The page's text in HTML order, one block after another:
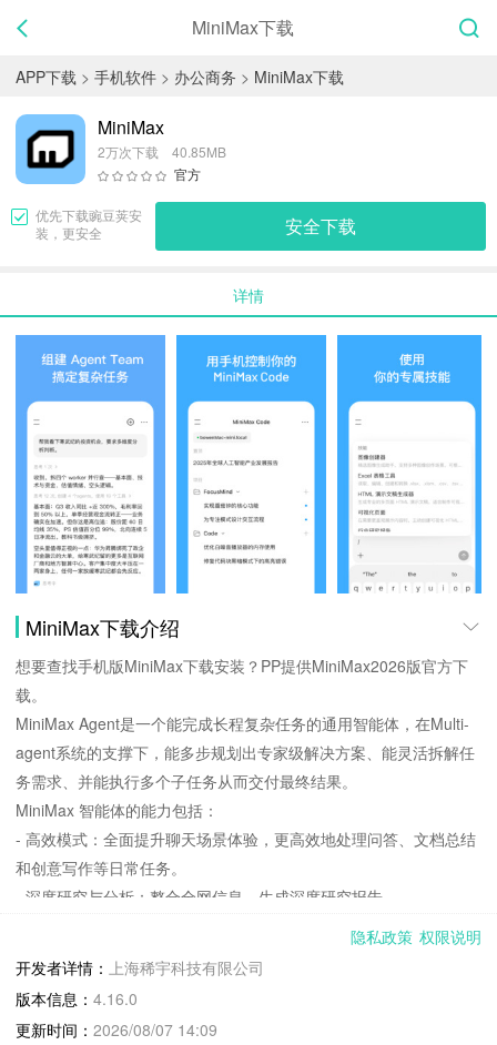
MiniMax下载
APP下载 > 手机软件 > 办公商务 > MiniMax下载
MiniMax
2万次下载 40.85MB
官方
优先下载豌豆荚安
装，更安全
安全下载
详情
MiniMax下载介绍
想要查找手机版MiniMax下载安装？PP提供MiniMax2026版官方下
载。
MiniMax Agent是一个能完成长程复杂任务的通用智能体，在Multi-
agent系统的支撑下，能多步规划出专家级解决方案、能灵活拆解任
务需求、并能执行多个子任务从而交付最终结果。
MiniMax 智能体的能力包括：
- 高效模式：全面提升聊天场景体验，更高效地处理问答、文档总结
和创意写作等日常任务。
- 深度研究与分析：整合全网信息，生成深度研究报告。
- 多模态内容生成：轻松创作视频、音频和图片，丰富您的内容呈
- 专业演示文稿制作：一键生成内容精美、视觉丰富的专业演示文
稿。
- 全栈应用构建：创建稳定且视觉效果出众的全栈应用程序，覆盖从
隐私政策 权限说明
开发者详情： 上海稀宇科技有限公司
版本信息： 4.16.0
更新时间： 2026/08/07 14:09